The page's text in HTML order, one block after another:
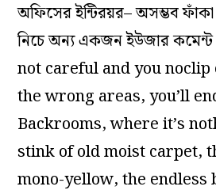
অফিসের ইন্টিরয়র– অসম্ভব
নিচে অন্য একজন ইউজার
not careful and you
the wrong areas, you’ll
Backrooms, where it’s
stink of old moist carpet,
mono-yellow, the endless